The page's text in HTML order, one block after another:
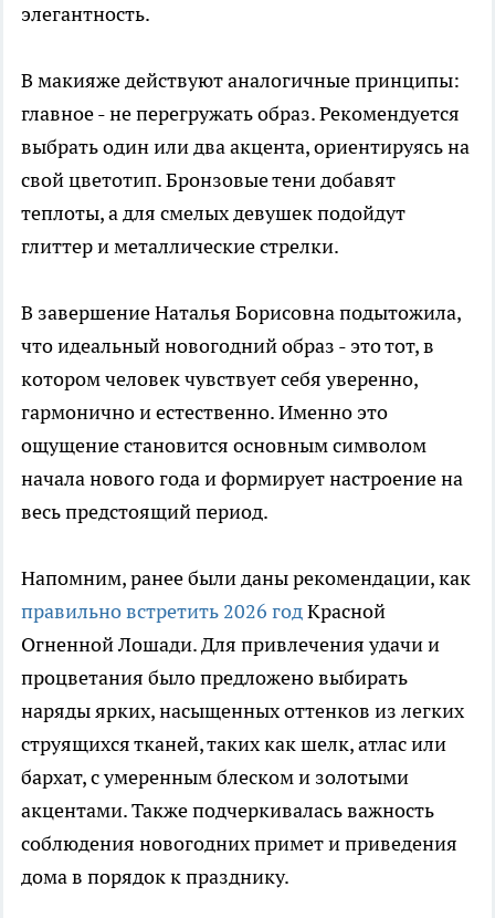
элегантность.
В макияже действуют аналогичные принципы:
главное - не перегружать образ. Рекомендуется
выбрать один или два акцента, ориентируясь на
свой цветотип. Бронзовые тени добавят
теплоты, а для смелых девушек подойдут
глиттер и металлические стрелки.
В завершение Наталья Борисовна подытожила,
что идеальный новогодний образ - это тот, в
котором человек чувствует себя уверенно,
гармонично и естественно. Именно это
ощущение становится основным символом
начала нового года и формирует настроение на
весь предстоящий период.
Напомним, ранее были даны рекомендации, как
правильно встретить 2026 годКрасной
Огненной Лошади. Для привлечения удачи и
процветания было предложено выбирать
наряды ярких, насыщенных оттенков из легких
струящихся тканей, таких как шелк, атлас или
бархат, с умеренным блеском и золотыми
акцентами. Также подчеркивалась важность
соблюдения новогодних примет и приведения
дома в порядок к празднику.